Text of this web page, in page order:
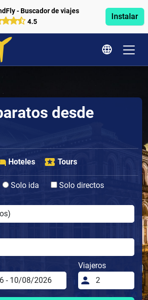
- Buscador de viajes
4.5
Instalar
desde
Hoteles Tours
Solo ida
Solo directos
Viajeros